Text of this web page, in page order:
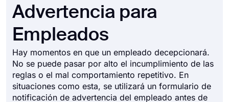
Advertencia para
Empleados
Hay momentos en que un empleado decepcionará.
No se puede pasar por alto el incumplimiento de las
reglas o el mal comportamiento repetitivo. En
situaciones como esta, se utilizará un formulario de
notificación de advertencia del empleado antes de